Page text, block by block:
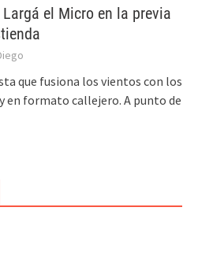
el Micro en la previa
que fusiona los vientos con los
en formato callejero. A punto de